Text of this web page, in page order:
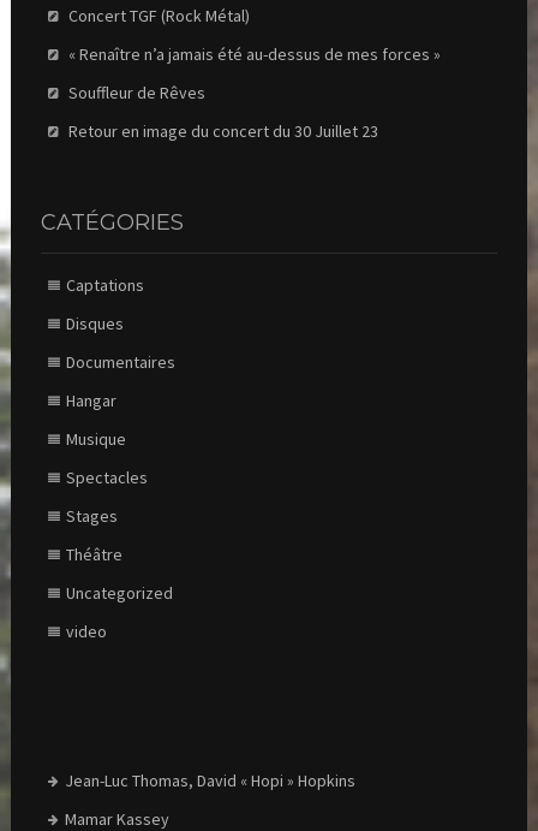
Concert TGF (Rock Métal)
« Renaître n’a jamais été au-dessus de mes forces »
Souffleur de Rêves
Retour en image du concert du 30 Juillet 23
CATÉGORIES
Captations
Disques
Documentaires
Hangar
Musique
Spectacles
Stages
Théâtre
Uncategorized
video
Jean-Luc Thomas, David « Hopi » Hopkins
Mamar Kassey